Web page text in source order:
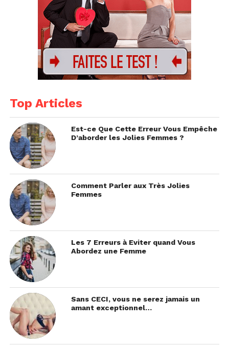
Top Articles
Est-ce Que Cette Erreur Vous Empêche
D’aborder les Jolies Femmes ?
Comment Parler aux Très Jolies
Femmes
Les 7 Erreurs à Eviter quand Vous
Abordez une Femme
Sans CECI, vous ne serez jamais un
amant exceptionnel…